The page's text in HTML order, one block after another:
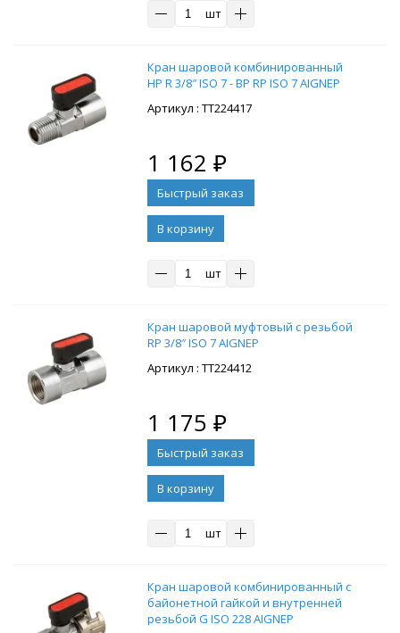
шт
Кран шаровой комбинированный
НР R 3/8″ ISO 7 - ВР RP ISO 7 AIGNEP
: ТТ224417
1 162 ₽
В корзину
шт
Кран шаровой муфтовый с резьбой
RP 3/8″ ISO 7 AIGNEP
: ТТ224412
1 175 ₽
В корзину
шт
Кран шаровой комбинированный с
байонетной гайкой и внутренней
резьбой G ISO 228 AIGNEP